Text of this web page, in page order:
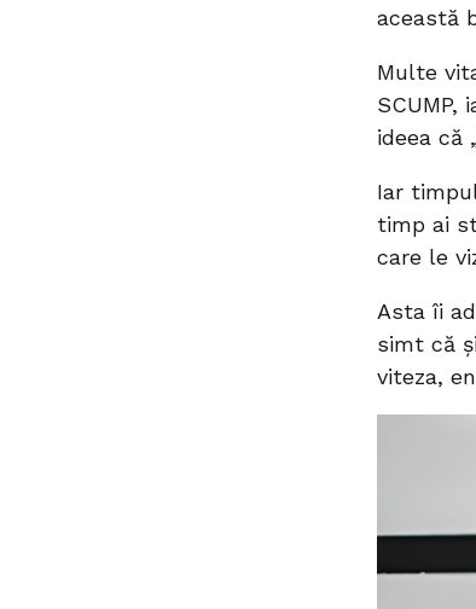
această
Multe
SCUMP,
ideea că
Iar
timp ai
care le
Asta îi
simt că
viteza,